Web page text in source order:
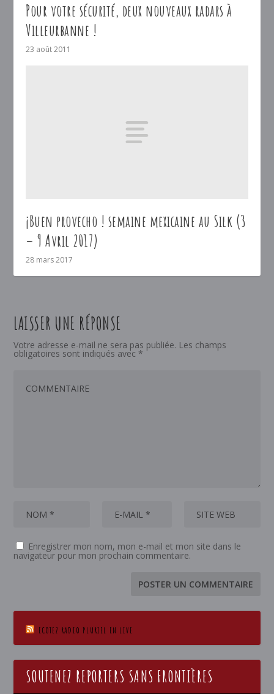
Pour votre sécurité, deux nouveaux radars à
Villeurbanne !
23 août 2011
¡Buen provecho ! semaine mexicaine au Silk (3
– 9 Avril 2017)
28 mars 2017
LAISSER UNE RÉPONSE
Votre adresse e-mail ne sera pas publiée. Les champs
obligatoires sont indiqués avec *
Enregistrer mon nom, mon e-mail et mon site dans le
navigateur pour mon prochain commentaire.
ECOTEZ RADIO PLURIEL EN LIVE
SOUTENEZ REPORTERS SANS FRONTIÈRES